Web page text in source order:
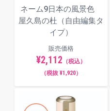
ネーム9日本の風景色
屋久島の杜（自由編集タ
イプ）
販売価格
¥2,112 （税込）
（税抜 ¥1,920）